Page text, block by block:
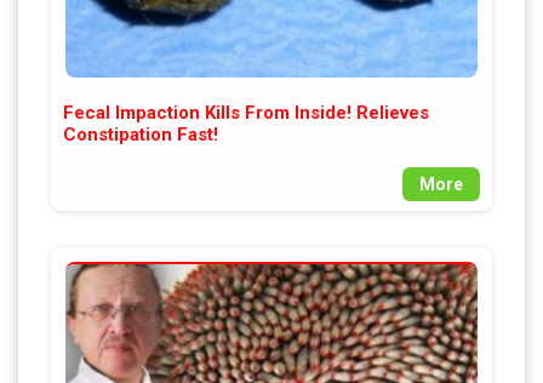
Fecal Impaction Kills From Inside! Relieves
Constipation Fast!
More